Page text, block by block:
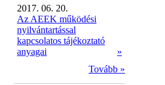
2017. 06. 20.
Az AEEK működési
nyilvántartással
kapcsolatos tájékoztató
anyagai
»
Tovább »